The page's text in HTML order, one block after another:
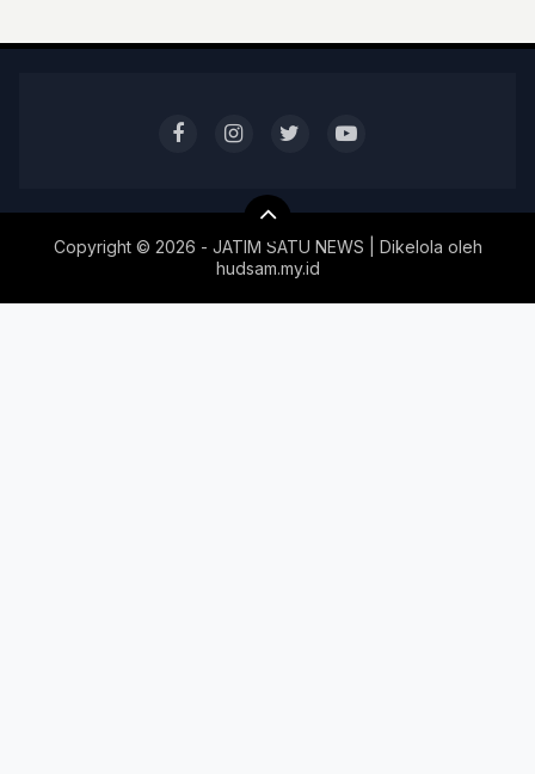
Copyright © 2026 - JATIM SATU NEWS | Dikelola oleh
hudsam.my.id